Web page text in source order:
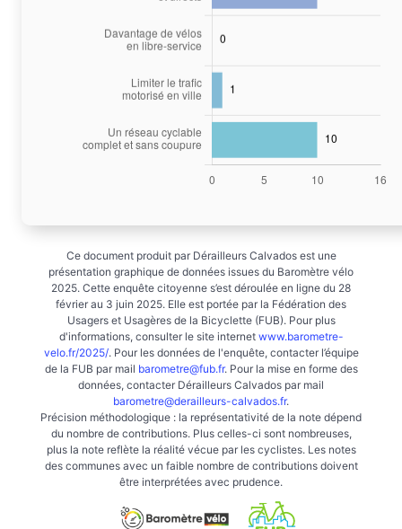
Ce document produit par Dérailleurs Calvados est une
présentation graphique de données issues du Baromètre vélo
2025. Cette enquête citoyenne s’est déroulée en ligne du 28
février au 3 juin 2025. Elle est portée par la Fédération des
Usagers et Usagères de la Bicyclette (FUB). Pour plus
d'informations, consulter le site internet www.barometre-
velo.fr/2025/. Pour les données de l'enquête, contacter l’équipe
de la FUB par mail barometre@fub.fr. Pour la mise en forme des
données, contacter Dérailleurs Calvados par mail
barometre@derailleurs-calvados.fr.
Précision méthodologique : la représentativité de la note dépend
du nombre de contributions. Plus celles-ci sont nombreuses,
plus la note reflète la réalité vécue par les cyclistes. Les notes
des communes avec un faible nombre de contributions doivent
être interprétées avec prudence.